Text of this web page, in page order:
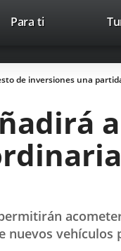
Para ti
de inversiones una
nuevos